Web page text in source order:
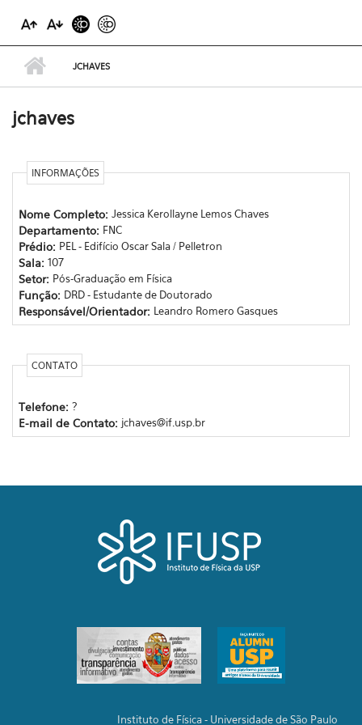
JCHAVES
jchaves
INFORMAÇÕES
Nome Completo: Jessica Kerollayne Lemos Chaves
Departamento: FNC
Prédio: PEL - Edifício Oscar Sala / Pelletron
Sala: 107
Setor: Pós-Graduação em Física
Função: DRD - Estudante de Doutorado
Responsável/Orientador: Leandro Romero Gasques
CONTATO
Telefone: ?
E-mail de Contato: jchaves@if.usp.br
Instituto de Física - Universidade de São Paulo